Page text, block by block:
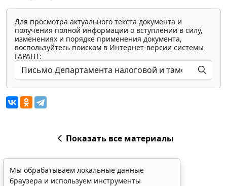
Для просмотра актуального текста документа и
получения полной информации о вступлении в силу,
изменениях и порядке применения документа,
воспользуйтесь поиском в Интернет-версии системы
ГАРАНТ:
Показать все материалы
Мы обрабатываем локальные данные
браузера и используем инструменты